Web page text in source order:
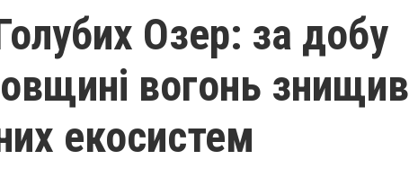
Озер: за добу
вогонь знищив
екосистем